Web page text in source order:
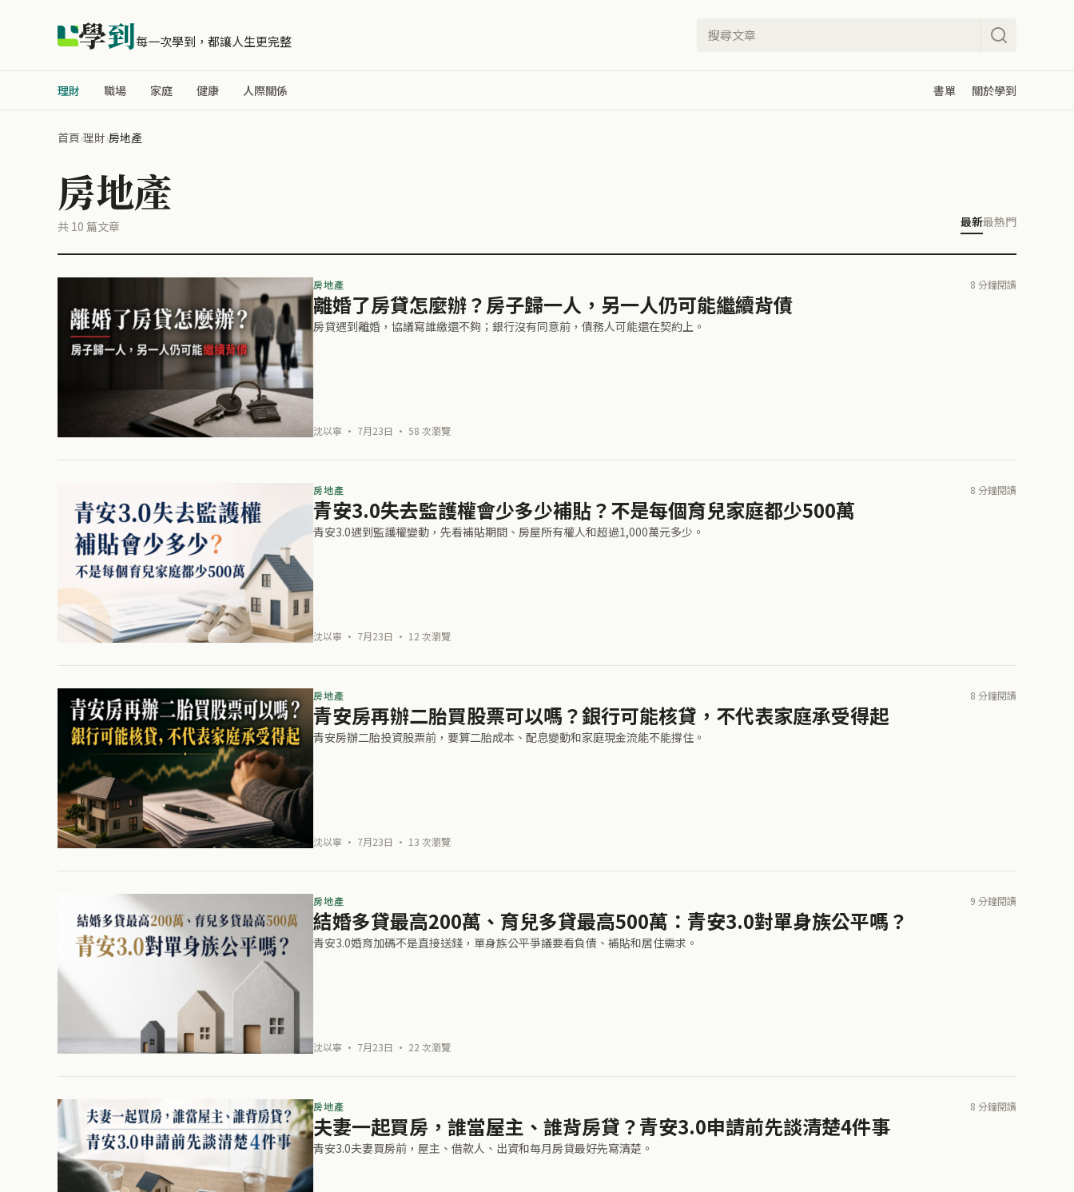
學到每一次學到，都讓人生更完整
理財 職場 家庭 健康 人際關係 書單 關於學到
首頁›理財›房地產
房地產
共 10 篇文章 最新最熱門
房地產 8 分鐘閱讀
離婚了房貸怎麼辦？房子歸一人，另一人仍可能繼續背債
房貸遇到離婚，協議寫誰繳還不夠；銀行沒有同意前，債務人可能還在契約上。
沈以寧 · 7月23日 · 58 次瀏覽
房地產 8 分鐘閱讀
青安3.0失去監護權會少多少補貼？不是每個育兒家庭都少500萬
青安3.0遇到監護權變動，先看補貼期間、房屋所有權人和超過1,000萬元多少。
沈以寧 · 7月23日 · 12 次瀏覽
房地產 8 分鐘閱讀
青安房再辦二胎買股票可以嗎？銀行可能核貸，不代表家庭承受得起
青安房辦二胎投資股票前，要算二胎成本、配息變動和家庭現金流能不能撐住。
沈以寧 · 7月23日 · 13 次瀏覽
房地產 9 分鐘閱讀
結婚多貸最高200萬、育兒多貸最高500萬：青安3.0對單身族公平嗎？
青安3.0婚育加碼不是直接送錢，單身族公平爭議要看負債、補貼和居住需求。
沈以寧 · 7月23日 · 22 次瀏覽
房地產 8 分鐘閱讀
夫妻一起買房，誰當屋主、誰背房貸？青安3.0申請前先談清楚4件事
青安3.0夫妻買房前，屋主、借款人、出資和每月房貸最好先寫清楚。